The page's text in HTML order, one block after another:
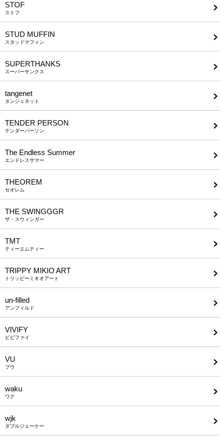
STOF
ストフ
STUD MUFFIN
スタッドマフィン
SUPERTHANKS
スーパーサンクス
tangenet
タンジェネット
TENDER PERSON
テンダーパーソン
The Endless Summer
エンドレスサマー
THEOREM
セオレム
THE SWINGGGR
ザ・スウィンガー
TMT
ティーエムティー
TRIPPY MIKIO ART
トリッピーミキオアート
un-filled
アンフィルド
VIVIFY
ビビファイ
VU
ブウ
waku
ワク
wjk
ダブルジェーケー